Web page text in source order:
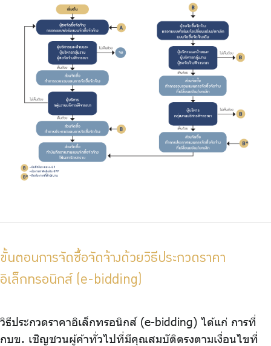
ไทย | Eng
ขั้นตอนการจัดซื้อจัดจ้างด้วยวิธีประกวดราคา
อิเล็กทรอนิกส์ (e-bidding)
วิธีประกวดราคาอิเล็กทรอนิกส์ (e-bidding) ได้แก่ การที่
กบข. เชิญชวนผู้ค้าทั่วไปที่มีคุณสมบัติตรงตามเงื่อนไขที่